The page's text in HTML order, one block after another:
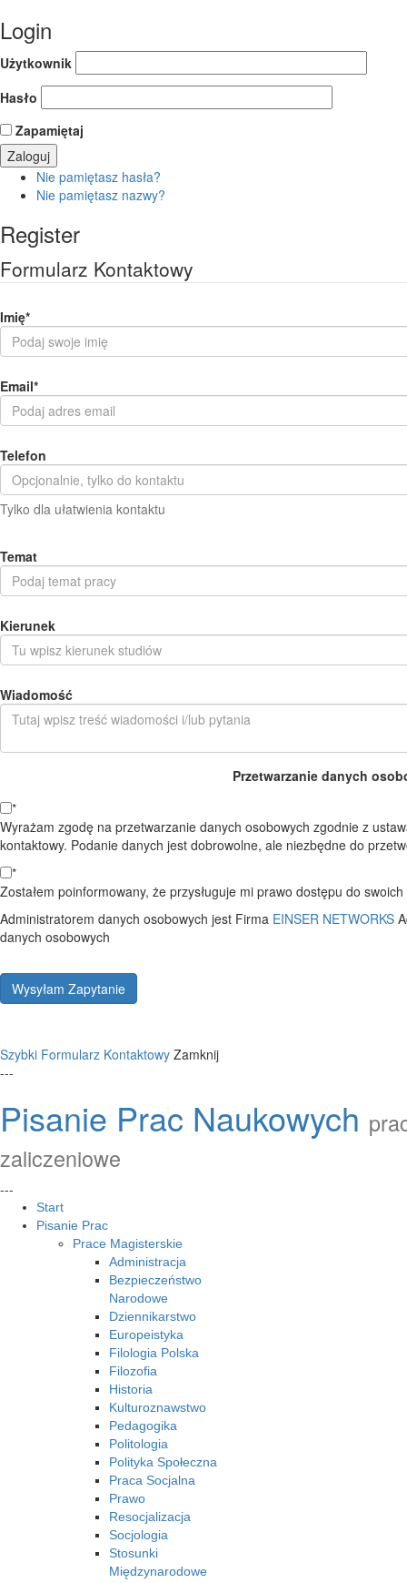
Login
Użytkownik
Hasło
Zapamiętaj
Nie pamiętasz hasła?
Nie pamiętasz nazwy?
Register
Formularz Kontaktowy
Imię*
Email*
Telefon
Tylko dla ułatwienia kontaktu
Temat
Kierunek
Wiadomość
Przetwarzanie danych
*
Wyrażam zgodę na przetwarzanie danych osobowych zgodnie z
kontaktowy. Podanie danych jest dobrowolne, ale niezbędne do
*
Zostałem poinformowany, że przysługuje mi prawo dostępu do
Administratorem danych osobowych jest Firma EINSER NETWORKS
danych osobowych
Wysyłam Zapytanie
Szybki Formularz Kontaktowy Zamknij
---
Pisanie Prac Naukowych
zaliczeniowe
---
Start
Pisanie Prac
Prace Magisterskie
Administracja
Bezpieczeństwo
Narodowe
Dziennikarstwo
Europeistyka
Filologia Polska
Filozofia
Historia
Kulturoznawstwo
Pedagogika
Politologia
Polityka Społeczna
Praca Socjalna
Prawo
Resocjalizacja
Socjologia
Stosunki
Międzynarodowe